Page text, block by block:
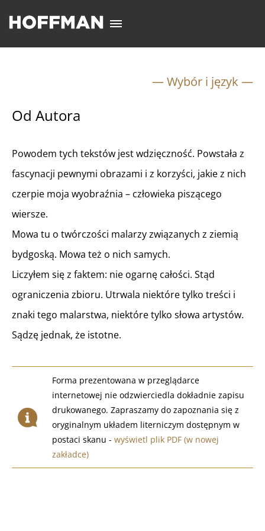
— Wybór i język —
Od Autora
Powodem tych tekstów jest wdzięczność. Powstała z
fascynacji pewnymi obrazami i z korzyści, jakie z nich
czerpie moja wyobraźnia – człowieka piszącego
wiersze.
Mowa tu o twórczości malarzy związanych z ziemią
bydgoską. Mowa też o nich samych.
Liczyłem się z faktem: nie ogarnę całości. Stąd
ograniczenia zbioru. Utrwala niektóre tylko treści i
znaki tego malarstwa, niektóre tylko słowa artystów.
Sądzę jednak, że istotne.
Forma prezentowana w przeglądarce
internetowej nie odzwierciedla dokładnie zapisu
drukowanego. Zapraszamy do zapoznania się z
oryginalnym układem literniczym dostępnym w
postaci skanu - wyświetl plik PDF (w nowej
zakładce)